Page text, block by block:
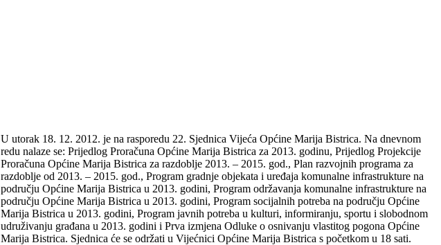
U utorak 18. 12. 2012. je na rasporedu 22. Sjednica Vijeća Općine Marija Bistrica. Na dnevnom
redu nalaze se: Prijedlog Proračuna Općine Marija Bistrica za 2013. godinu, Prijedlog Projekcije
Proračuna Općine Marija Bistrica za razdoblje 2013. – 2015. god., Plan razvojnih programa za
razdoblje od 2013. – 2015. god., Program gradnje objekata i uređaja komunalne infrastrukture na
području Općine Marija Bistrica u 2013. godini, Program održavanja komunalne infrastrukture na
području Općine Marija Bistrica u 2013. godini, Program socijalnih potreba na području Općine
Marija Bistrica u 2013. godini, Program javnih potreba u kulturi, informiranju, sportu i slobodnom
udruživanju građana u 2013. godini i Prva izmjena Odluke o osnivanju vlastitog pogona Općine
Marija Bistrica. Sjednica će se održati u Vijećnici Općine Marija Bistrica s početkom u 18 sati.